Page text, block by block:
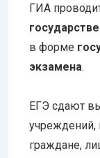
ГИА
в форме
экзамена.
ЕГЭ сдают
учреждений,
граждане,